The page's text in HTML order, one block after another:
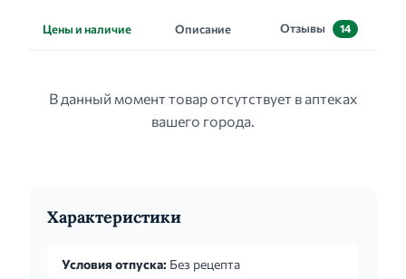
Цены и наличие Описание Отзывы 14
В данный момент товар отсутствует в аптеках
вашего города.
Характеристики
Условия отпуска: Без рецепта